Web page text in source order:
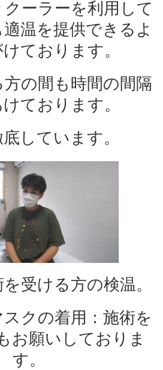
ーラーを利用して
温を提供できるよ
ております。
の間も時間の間隔
ております。
しています。
受ける方の検温。
クの着用：施術を
お願いしておりま
す。